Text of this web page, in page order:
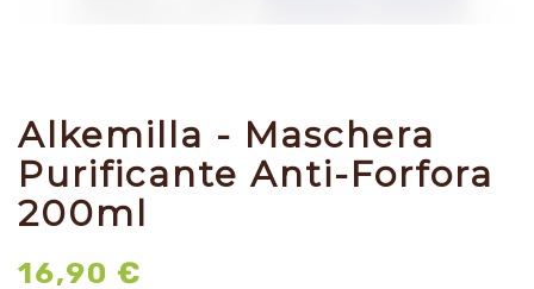
Alkemilla - Maschera
Purificante Anti-Forfora
200ml
16,90 €